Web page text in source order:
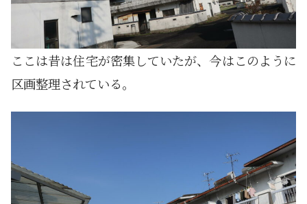
ここは昔は住宅が密集していたが、今はこのように
区画整理されている。